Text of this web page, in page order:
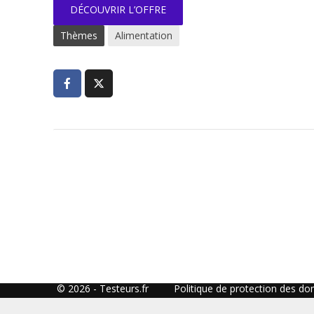
DÉCOUVRIR L’OFFRE
Thèmes
Alimentation
© 2026 - Testeurs.fr Politique de protection des